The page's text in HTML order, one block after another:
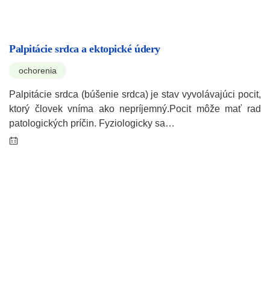
Palpitácie srdca a ektopické údery
ochorenia
Palpitácie srdca (búšenie srdca) je stav vyvolávajúci pocit,
ktorý človek vníma ako nepríjemný.Pocit môže mať rad
patologických príčin. Fyziologicky sa…